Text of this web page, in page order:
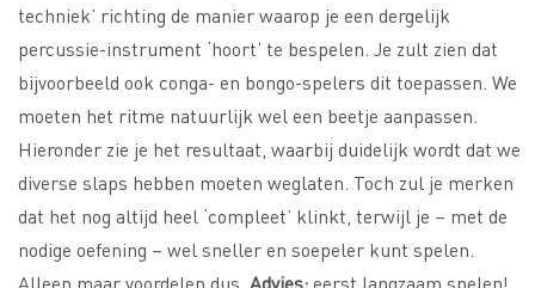
techniek’ richting de manier waarop je een dergelijk
percussie-instrument ‘hoort’ te bespelen. Je zult zien dat
bijvoorbeeld ook conga- en bongo-spelers dit toepassen. We
moeten het ritme natuurlijk wel een beetje aanpassen.
Hieronder zie je het resultaat, waarbij duidelijk wordt dat we
diverse slaps hebben moeten weglaten. Toch zul je merken
dat het nog altijd heel ‘compleet’ klinkt, terwijl je – met de
nodige oefening – wel sneller en soepeler kunt spelen.
Alleen maar voordelen dus. Advies:eerst langzaam spelen!